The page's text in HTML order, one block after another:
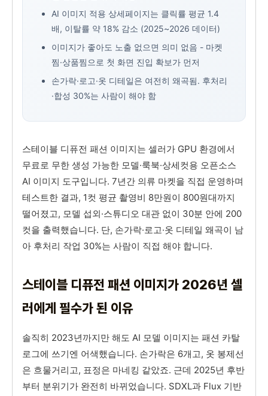
AI 이미지 적용 상세페이지는 클릭률 평균 1.4
배, 이탈률 약 18% 감소 (2025~2026 데이터)
이미지가 좋아도 노출 없으면 의미 없음 - 마켓
찜·상품찜으로 첫 화면 진입 확보가 먼저
손가락·로고·옷 디테일은 여전히 왜곡됨. 후처리
·합성 30%는 사람이 해야 함
스테이블 디퓨전 패션 이미지는 셀러가 GPU 환경에서
무료로 무한 생성 가능한 모델·룩북·상세컷용 오픈소스
AI 이미지 도구입니다. 7년간 의류 마켓을 직접 운영하며
테스트한 결과, 1컷 평균 촬영비 8만원이 800원대까지
떨어졌고, 모델 섭외·스튜디오 대관 없이 30분 안에 200
컷을 출력했습니다. 단, 손가락·로고·옷 디테일 왜곡이 남
아 후처리 작업 30%는 사람이 직접 해야 합니다.
스테이블 디퓨전 패션 이미지가 2026년 셀
러에게 필수가 된 이유
솔직히 2023년까지만 해도 AI 모델 이미지는 패션 카탈
로그에 쓰기엔 어색했습니다. 손가락은 6개고, 옷 봉제선
은 흐물거리고, 표정은 마네킹 같았죠. 근데 2025년 후반
부터 분위기가 완전히 바뀌었습니다. SDXL과 Flux 기반